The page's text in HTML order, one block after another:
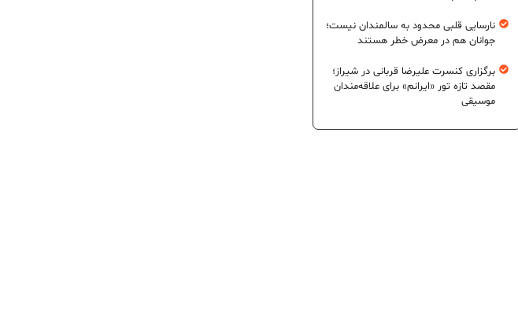
نارسایی قلبی محدود به سالمندان نیست؛
جوانان هم در معرض خطر هستند
برگزاری کنسرت علیرضا قربانی در شیراز؛
مقصد تازه تور «ایرانم» برای علاقه‌مندان
موسیقی